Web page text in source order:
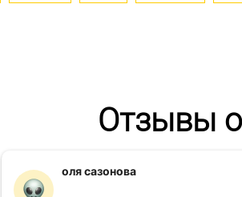
Отзывы
оля сазонова